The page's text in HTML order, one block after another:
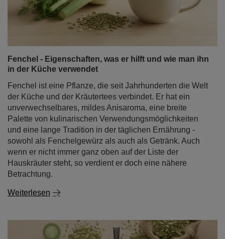
Fenchel - Eigenschaften, was er hilft und wie man ihn
in der Küche verwendet
Fenchel ist eine Pflanze, die seit Jahrhunderten die Welt
der Küche und der Kräutertees verbindet. Er hat ein
unverwechselbares, mildes Anisaroma, eine breite
Palette von kulinarischen Verwendungsmöglichkeiten
und eine lange Tradition in der täglichen Ernährung -
sowohl als Fenchelgewürz als auch als Getränk. Auch
wenn er nicht immer ganz oben auf der Liste der
Hauskräuter steht, so verdient er doch eine nähere
Betrachtung.
Weiterlesen